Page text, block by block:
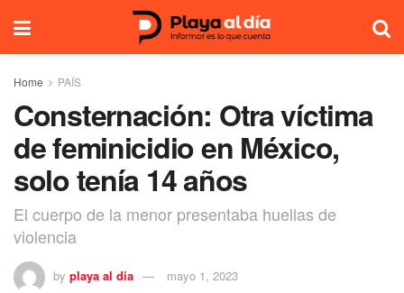
Home PAÍS
Consternación: Otra víctima
de feminicidio en México,
solo tenía 14 años
El cuerpo de la menor presentaba huellas de
violencia
by playa al dia mayo 1, 2023